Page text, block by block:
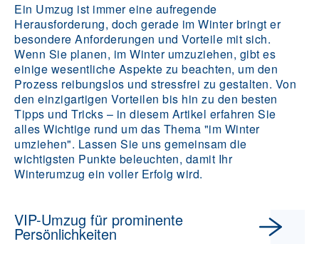
Ein Umzug ist immer eine aufregende
Herausforderung, doch gerade im Winter bringt er
besondere Anforderungen und Vorteile mit sich.
Wenn Sie planen, im Winter umzuziehen, gibt es
einige wesentliche Aspekte zu beachten, um den
Prozess reibungslos und stressfrei zu gestalten. Von
den einzigartigen Vorteilen bis hin zu den besten
Tipps und Tricks – in diesem Artikel erfahren Sie
alles Wichtige rund um das Thema "im Winter
umziehen". Lassen Sie uns gemeinsam die
wichtigsten Punkte beleuchten, damit Ihr
Winterumzug ein voller Erfolg wird.
VIP-Umzug für prominente
Persönlichkeiten